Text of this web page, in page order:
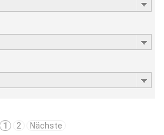
1 2 Nächste